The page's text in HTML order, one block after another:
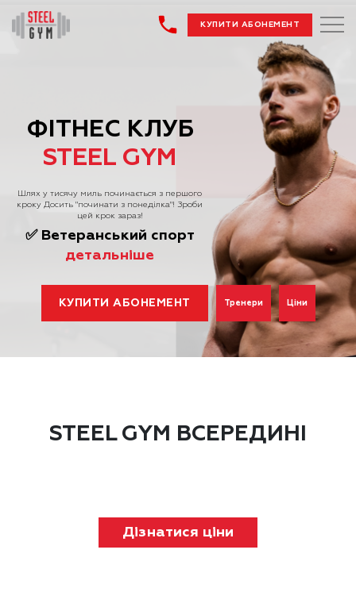
КУПИТИ АБОНЕМЕНТ
ФІТНЕС КЛУБ
STEEL GYM
Шлях у тисячу миль починається з першого
кроку Досить "починати з понедiлка"! Зроби
цей крок зараз!
✅ Ветеранський спорт
детальніше
КУПИТИ АБОНЕМЕНТ Тренери Ціни
STEEL GYM ВСЕРЕДИНІ
Дізнатися ціни